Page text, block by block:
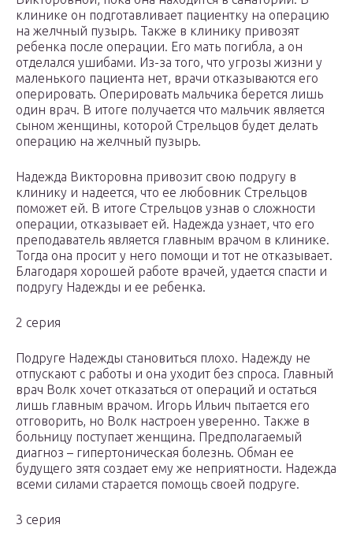
клинике он подготавливает пациентку на операцию
на желчный пузырь. Также в клинику привозят
ребенка после операции. Его мать погибла, а он
отделался ушибами. Из-за того, что угрозы жизни у
маленького пациента нет, врачи отказываются его
оперировать. Оперировать мальчика берется лишь
один врач. В итоге получается что мальчик является
сыном женщины, которой Стрельцов будет делать
операцию на желчный пузырь.
Надежда Викторовна привозит свою подругу в
клинику и надеется, что ее любовник Стрельцов
поможет ей. В итоге Стрельцов узнав о сложности
операции, отказывает ей. Надежда узнает, что его
преподаватель является главным врачом в клинике.
Тогда она просит у него помощи и тот не отказывает.
Благодаря хорошей работе врачей, удается спасти и
подругу Надежды и ее ребенка.
2 серия
Подруге Надежды становиться плохо. Надежду не
отпускают с работы и она уходит без спроса. Главный
врач Волк хочет отказаться от операций и остаться
лишь главным врачом. Игорь Ильич пытается его
отговорить, но Волк настроен уверенно. Также в
больницу поступает женщина. Предполагаемый
диагноз – гипертоническая болезнь. Обман ее
будущего зятя создает ему же неприятности. Надежда
всеми силами старается помощь своей подруге.
3 серия